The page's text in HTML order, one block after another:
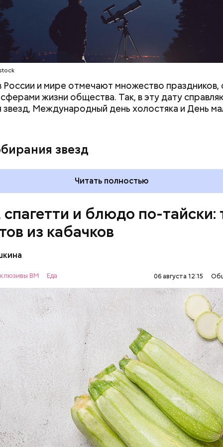
России и мире отмечают множество праздников,
жизни общества. Так, в эту дату
звезд, Международный день холостяка и День
звезд
Читать полностью
спагетти и блюдо по-тайски:
из кабачков
ВМ Еда 06 августа 12:15
масло;
ОВОЩИ РЕЦЕПТЫ
укрепляет кости, зубы, волосы и ногти и
действие;
С — работает как антиоксидант,
стресса он держит сосуды под контролем и
более 300 реакций нашего организма. Также
влияет на нервную систему, успокаивает,
спазмы, — пояснила Соломатина.